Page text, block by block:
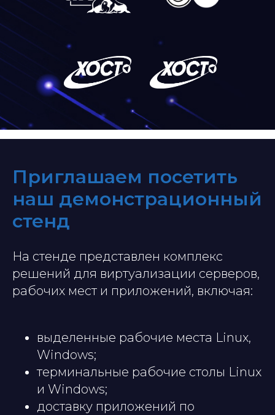
Приглашаем посетить
наш демонстрационный
стенд
На стенде представлен комплекс
решений для виртуализации серверов,
рабочих мест и приложений, включая:
выделенные рабочие места Linux,
Windows;
терминальные рабочие столы Linux
и Windows;
доставку приложений по